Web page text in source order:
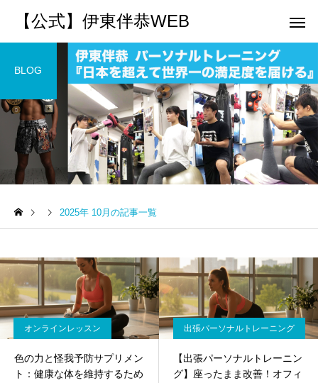
【公式】伊東伴恭WEB
トレーナーとして 個別トレー
パーソナルトレーニ
ング
キックボクシングで本当に
が消費カロリーと週の回数
で答えます
パーソナルトレーニ
認ポイントを元日本王
解説
BLOG
2025年 10月の記事一覧
オンラインレッスン
色の力と怪我予防サプリメン
ト：健康な体を維持するため
出張パーソナルトレーニング
【出張パーソナルトレーニン
グ】座ったまま改善！オフィ